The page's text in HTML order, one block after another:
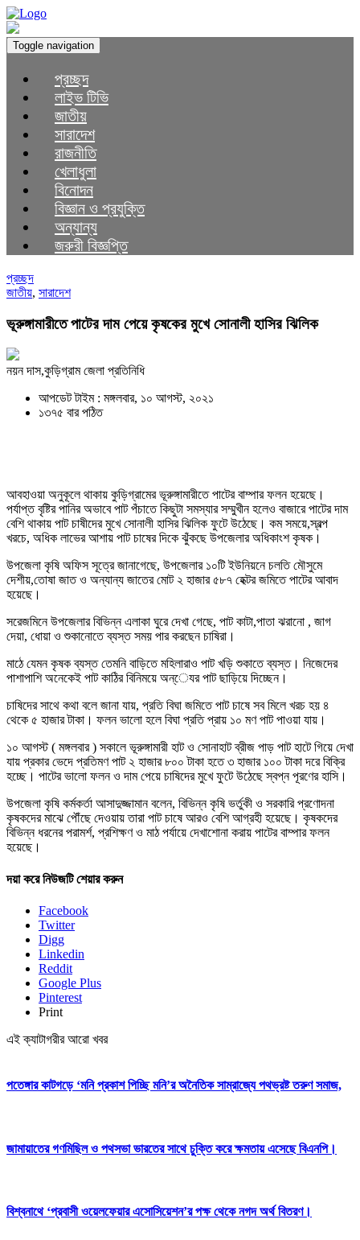
Toggle navigation
প্রচ্ছদ
লাইভ টিভি
জাতীয়
সারাদেশ
রাজনীতি
খেলাধুলা
বিনোদন
বিজ্ঞান ও প্রযুক্তি
অন্যান্য
জরুরী বিজ্ঞপ্তি
প্রচ্ছদ
জাতীয়, সারাদেশ
ভূরুঙ্গামারীতে পাটের দাম পেয়ে কৃষকের মুখে সোনালী হাসির ঝিলিক
নয়ন দাস,কুড়িগ্রাম জেলা প্রতিনিধি
আপডেট টাইম : মঙ্গলবার, ১০ আগস্ট, ২০২১
১৩৭৫ বার পঠিত
আবহাওয়া অনুকূলে থাকায় কুড়িগ্রামের ভূরুঙ্গামারীতে পাটের বাম্পার ফলন হয়েছে।
পর্যাপ্ত বৃষ্টির পানির অভাবে পাট পঁচাতে কিছুটা সমস্যার সম্মুখীন হলেও বাজারে পাটের দাম
বেশি থাকায় পাট চাষীদের মুখে সোনালী হাসির ঝিলিক ফুটে উঠেছে। কম সময়ে,স্বল্প
খরচে, অধিক লাভের আশায় পাট চাষের দিকে ঝুঁকছে উপজেলার অধিকাংশ কৃষক।
উপজেলা কৃষি অফিস সূত্রে জানাগেছে, উপজেলার ১০টি ইউনিয়নে চলতি মৌসুমে
দেশীয়,তোষা জাত ও অন্যান্য জাতের মোট ২ হাজার ৫৮৭ হেক্টর জমিতে পাটের আবাদ
হয়েছে।
সরেজমিনে উপজেলার বিভিন্ন এলাকা ঘুরে দেখা গেছে, পাট কাটা,পাতা ঝরানো , জাগ
দেয়া, ধোয়া ও শুকানোতে ব্যস্ত সময় পার করছেন চাষিরা।
মাঠে যেমন কৃষক ব্যস্ত তেমনি বাড়িতে মহিলারাও পাট খড়ি শুকাতে ব্যস্ত। নিজেদের
পাশাপাশি অনেকেই পাট কাঠির বিনিময়ে অন্েযর পাট ছাড়িয়ে দিচ্ছেন।
চাষিদের সাথে কথা বলে জানা যায়, প্রতি বিঘা জমিতে পাট চাষে সব মিলে খরচ হয় ৪
থেকে ৫ হাজার টাকা। ফলন ভালো হলে বিঘা প্রতি প্রায় ১০ মণ পাট পাওয়া যায়।
১০ আগস্ট ( মঙ্গলবার ) সকালে ভূরুঙ্গামারী হাট ও সোনাহাট ব্রীজ পাড় পাট হাটে গিয়ে দেখা
যায় প্রকার ভেদে প্রতিমণ পাট ২ হাজার ৮০০ টাকা হতে ৩ হাজার ১০০ টাকা দরে বিক্রি
হচ্ছে। পাটের ভালো ফলন ও দাম পেয়ে চাষিদের মুখে ফুটে উঠেছে স্বপ্ন পূরণের হাসি।
উপজেলা কৃষি কর্মকর্তা আসাদুজ্জামান বলেন, বিভিন্ন কৃষি ভর্তুকী ও সরকারি প্রণোদনা
কৃষকদের মাঝে পৌঁছে দেওয়ায় তারা পাট চাষে আরও বেশি আগ্রহী হয়েছে। কৃষকদের
বিভিন্ন ধরনের পরামর্শ, প্রশিক্ষণ ও মাঠ পর্যায়ে দেখাশোনা করায় পাটের বাম্পার ফলন
হয়েছে।
দয়া করে নিউজটি শেয়ার করুন
Facebook
Twitter
Digg
Linkedin
Reddit
Google Plus
Pinterest
Print
এই ক্যাটাগরীর আরো খবর
পতেঙ্গার কাটগড়ে ‘মনি প্রকাশ পিচ্ছি মনি’র অনৈতিক সাম্রাজ্যে পথভ্রষ্ট তরুণ সমাজ,
জামায়াতের গণমিছিল ও পথসভা ভারতের সাথে চুক্তি করে ক্ষমতায় এসেছে বিএনপি।
বিশ্বনাথে ‘প্রবাসী ওয়েলফেয়ার এসোসিয়েশন’র পক্ষ থেকে নগদ অর্থ বিতরণ।